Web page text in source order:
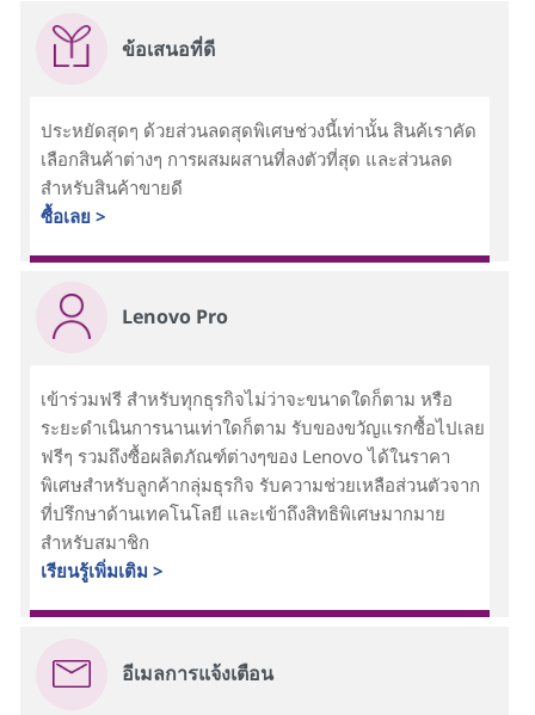
ข้อเสนอที่ดี
ประหยัดสุดๆ ด้วยส่วนลดสุดพิเศษช่วงนี้เท่านั้น สินค้เราคัด
เลือกสินค้าต่างๆ การผสมผสานที่ลงตัวที่สุด และส่วนลด
สำหรับสินค้าขายดี
ซื้อเลย >
Lenovo Pro
เข้าร่วมฟรี สำหรับทุกธุรกิจไม่ว่าจะขนาดใดก็ตาม หรือ
ระยะดำเนินการนานเท่าใดก็ตาม รับของขวัญแรกซื้อไปเลย
ฟรีๆ รวมถึงซื้อผลิตภัณฑ์ต่างๆของ Lenovo ได้ในราคา
พิเศษสำหรับลูกค้ากลุ่มธุรกิจ รับความช่วยเหลือส่วนตัวจาก
ที่ปรึกษาด้านเทคโนโลยี และเข้าถึงสิทธิพิเศษมากมาย
สำหรับสมาชิก
เรียนรู้เพิ่มเติม >
อีเมลการแจ้งเตือน